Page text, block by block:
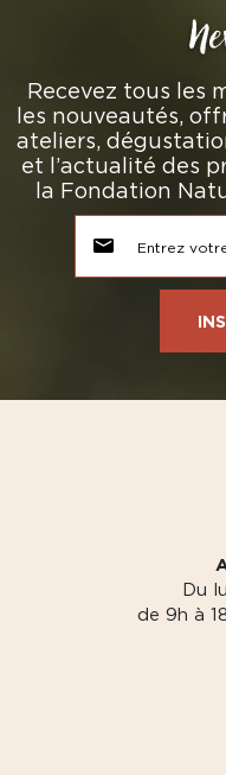
Recevez tous les
les nouveautés,
ateliers,
et l’actualité des
la Fondation
Du
de 9h à